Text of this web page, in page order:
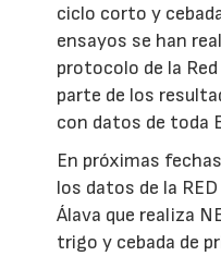
ciclo corto y
ensayos se han
protocolo de la
parte de los
con datos de toda
En próximas
los datos de la
Álava que realiza
trigo y cebada de